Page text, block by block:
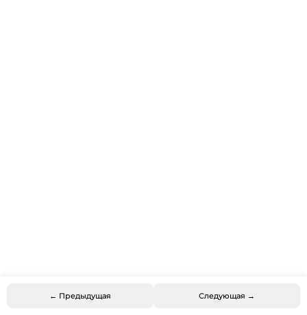
← Предыдущая Следующая →